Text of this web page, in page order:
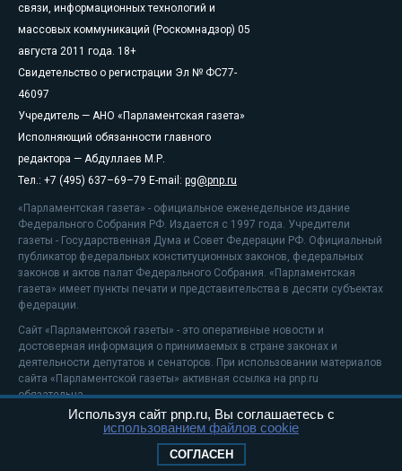
связи, информационных технологий и
массовых коммуникаций (Роскомнадзор) 05
августа 2011 года. 18+
Свидетельство о регистрации Эл № ФС77-
46097
Учредитель — АНО «Парламентская газета»
Исполняющий обязанности главного
редактора — Абдуллаев М.Р.
Тел.: +7 (495) 637–69–79 E-mail: pg@pnp.ru
«Парламентская газета» - официальное еженедельное издание
Федерального Собрания РФ. Издается с 1997 года. Учредители
газеты - Государственная Дума и Совет Федерации РФ. Официальный
публикатор федеральных конституционных законов, федеральных
законов и актов палат Федерального Собрания. «Парламентская
газета» имеет пункты печати и представительства в десяти субъектах
федерации.
Сайт «Парламентской газеты» - это оперативные новости и
достоверная информация о принимаемых в стране законах и
деятельности депутатов и сенаторов. При использовании материалов
сайта «Парламентской газеты» активная ссылка на pnp.ru
обязательна.
На информационном ресурсе применяютсярекомендательные
Положение о защите персональных данных
Используя сайт pnp.ru, Вы соглашаетесь с
использованием файлов cookie
СОГЛАСЕН